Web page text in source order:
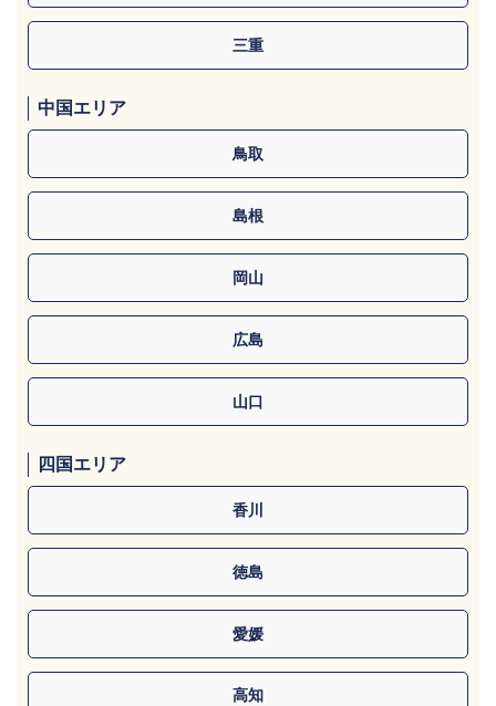
三重
中国エリア
鳥取
島根
岡山
広島
山口
四国エリア
香川
徳島
愛媛
高知